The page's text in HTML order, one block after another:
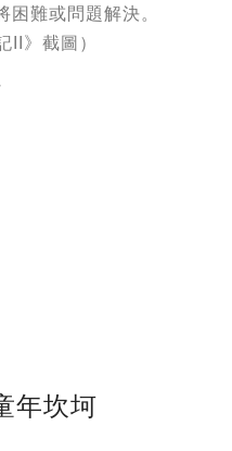
困難或問題解決。
II》截圖）
年坎坷